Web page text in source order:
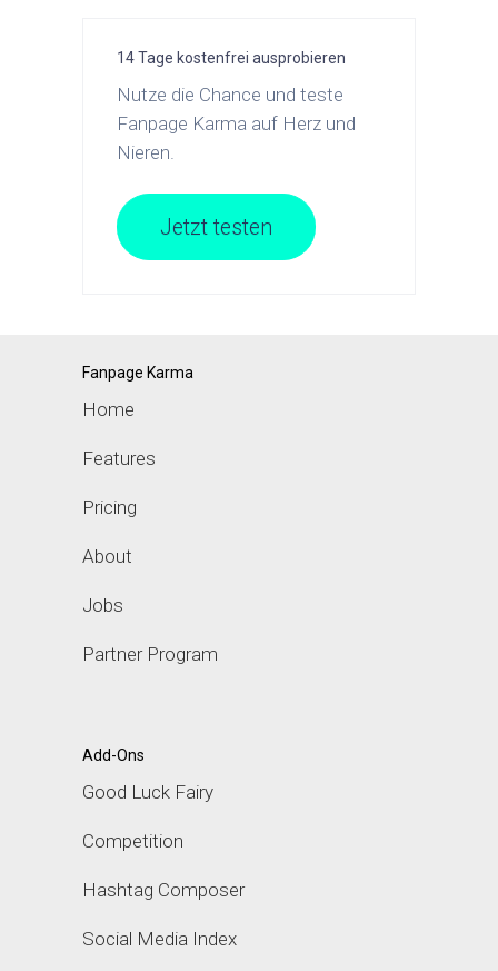
14 Tage kostenfrei ausprobieren
Nutze die Chance und teste
Fanpage Karma auf Herz und
Nieren.
Jetzt testen
Fanpage Karma
Home
Features
Pricing
About
Jobs
Partner Program
Add-Ons
Good Luck Fairy
Competition
Hashtag Composer
Social Media Index